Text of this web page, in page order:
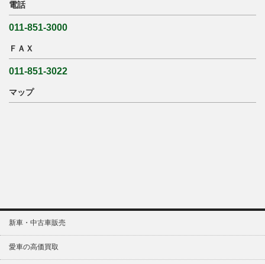
電話
011-851-3000
ＦＡＸ
011-851-3022
マップ
新車・中古車販売
愛車の高価買取